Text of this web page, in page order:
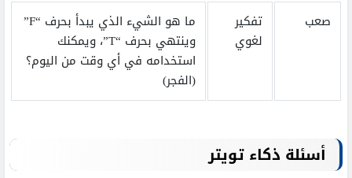
صعب
تفكير
لغوي
ما هو الشيء الذي يبدأ بحرف “F”
وينتهي بحرف “T”، ويمكنك
استخدامه في أي وقت من اليوم؟
(الفجر)
أسئلة ذكاء تويتر